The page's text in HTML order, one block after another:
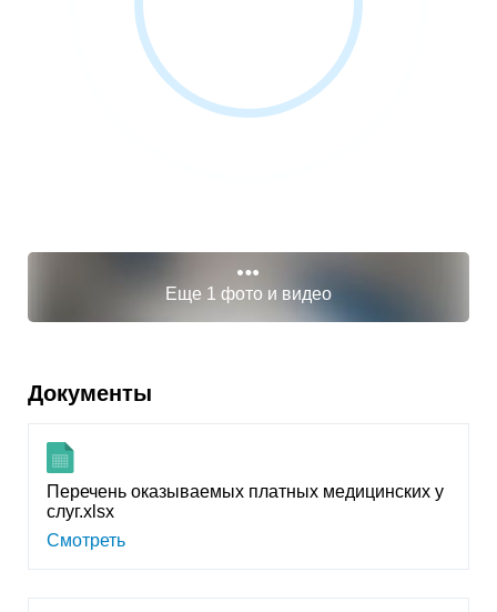
Еще 1 фото и видео
Документы
Перечень оказываемых платных медицинских у
слуг.xlsx
Смотреть